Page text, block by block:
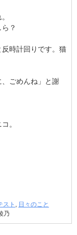
？
時計回りです。猫
、ごめんね」と謝
。
スト , 日々のこと
乃